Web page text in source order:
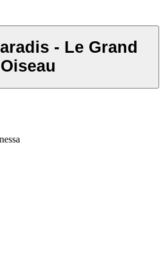
- Le Grand
Oiseau